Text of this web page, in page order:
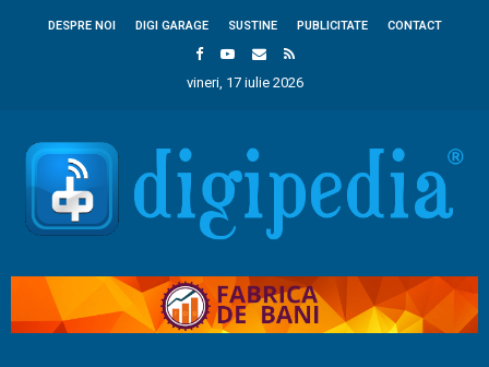
DESPRE NOI DIGI GARAGE SUSTINE PUBLICITATE CONTACT
vineri, 17 iulie 2026